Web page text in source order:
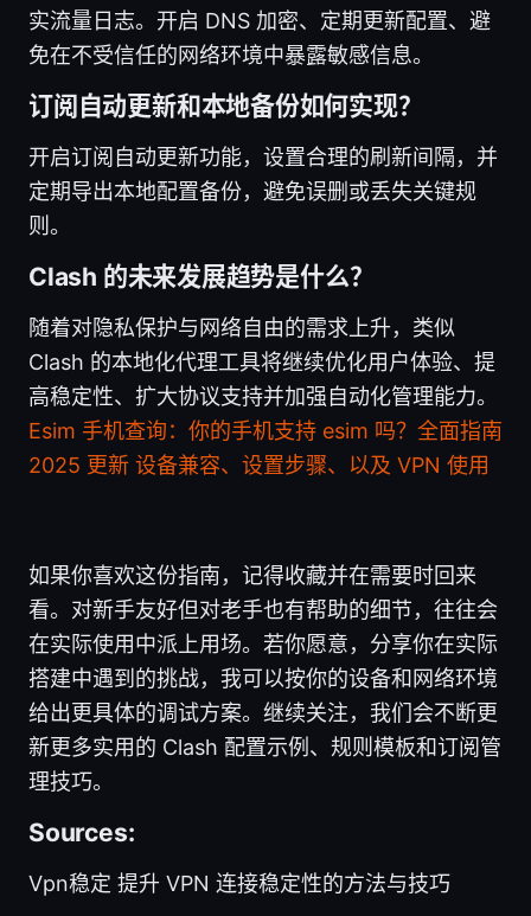
实流量日志。开启 DNS 加密、定期更新配置、避
免在不受信任的网络环境中暴露敏感信息。
订阅自动更新和本地备份如何实现？
开启订阅自动更新功能，设置合理的刷新间隔，并
定期导出本地配置备份，避免误删或丢失关键规
则。
Clash 的未来发展趋势是什么？
随着对隐私保护与网络自由的需求上升，类似
Clash 的本地化代理工具将继续优化用户体验、提
高稳定性、扩大协议支持并加强自动化管理能力。
Esim 手机查询：你的手机支持 esim 吗？全面指南
2025 更新 设备兼容、设置步骤、以及 VPN 使用
如果你喜欢这份指南，记得收藏并在需要时回来
看。对新手友好但对老手也有帮助的细节，往往会
在实际使用中派上用场。若你愿意，分享你在实际
搭建中遇到的挑战，我可以按你的设备和网络环境
给出更具体的调试方案。继续关注，我们会不断更
新更多实用的 Clash 配置示例、规则模板和订阅管
理技巧。
Sources:
Vpn稳定 提升 VPN 连接稳定性的方法与技巧